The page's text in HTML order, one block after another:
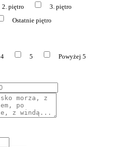
2. piętro
3. piętro
Ostatnie piętro
4 5 Powyżej 5